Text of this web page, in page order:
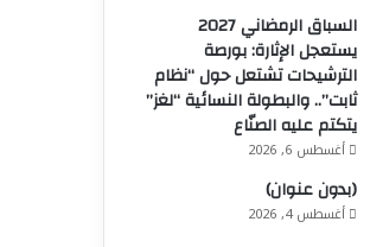
السباق الرمضاني 2027
يستعجل الإثارة: بورصة
الترشيحات تشتعل حول “نظام
ثابت”.. والبطولة النسائية “لغز”
يتكتم عليه الصنّاع
أغسطس 6, 2026
(بدون عنوان)
أغسطس 4, 2026